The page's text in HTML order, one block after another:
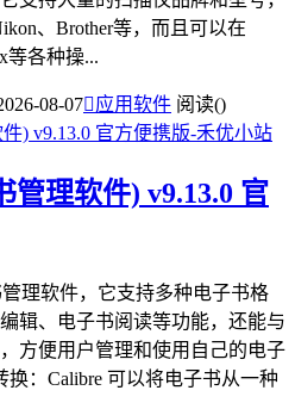
、Brother等，而且可以在
等各种操...
08-07应用软件 阅读()
管理软件) v9.13.0 官
理软件，它支持多种电子书格
辑、电子书阅读等功能，还能与
方便用户管理和使用自己的电子
：Calibre 可以将电子书从一种